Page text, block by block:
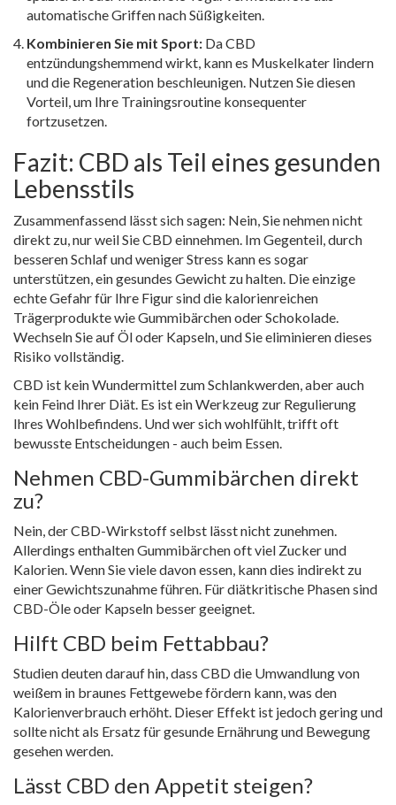
automatische Griffen nach Süßigkeiten.
Kombinieren Sie mit Sport: Da CBD
entzündungshemmend wirkt, kann es Muskelkater lindern
und die Regeneration beschleunigen. Nutzen Sie diesen
Vorteil, um Ihre Trainingsroutine konsequenter
fortzusetzen.
Fazit: CBD als Teil eines gesunden
Lebensstils
Zusammenfassend lässt sich sagen: Nein, Sie nehmen nicht
direkt zu, nur weil Sie CBD einnehmen. Im Gegenteil, durch
besseren Schlaf und weniger Stress kann es sogar
unterstützen, ein gesundes Gewicht zu halten. Die einzige
echte Gefahr für Ihre Figur sind die kalorienreichen
Trägerprodukte wie Gummibärchen oder Schokolade.
Wechseln Sie auf Öl oder Kapseln, und Sie eliminieren dieses
Risiko vollständig.
CBD ist kein Wundermittel zum Schlankwerden, aber auch
kein Feind Ihrer Diät. Es ist ein Werkzeug zur Regulierung
Ihres Wohlbefindens. Und wer sich wohlfühlt, trifft oft
bewusste Entscheidungen - auch beim Essen.
Nehmen CBD-Gummibärchen direkt
zu?
Nein, der CBD-Wirkstoff selbst lässt nicht zunehmen.
Allerdings enthalten Gummibärchen oft viel Zucker und
Kalorien. Wenn Sie viele davon essen, kann dies indirekt zu
einer Gewichtszunahme führen. Für diätkritische Phasen sind
CBD-Öle oder Kapseln besser geeignet.
Hilft CBD beim Fettabbau?
Studien deuten darauf hin, dass CBD die Umwandlung von
weißem in braunes Fettgewebe fördern kann, was den
Kalorienverbrauch erhöht. Dieser Effekt ist jedoch gering und
sollte nicht als Ersatz für gesunde Ernährung und Bewegung
gesehen werden.
Lässt CBD den Appetit steigen?